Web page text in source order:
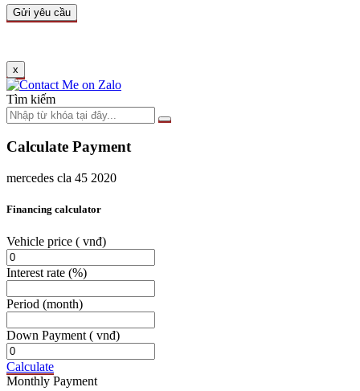
x
Tìm kiếm
Calculate Payment
mercedes cla 45 2020
Financing calculator
Vehicle price ( vnđ)
Interest rate (%)
Period (month)
Down Payment ( vnđ)
Calculate
Monthly Payment